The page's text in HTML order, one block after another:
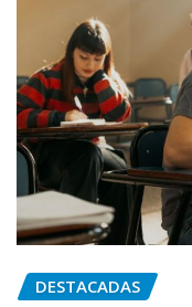
DESTACADAS